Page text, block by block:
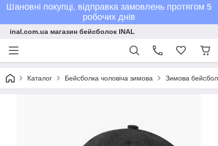
Шановні покупці, відправка замовлень протягом 5
робочих днів
inal.com.ua магазин бейсболок INAL
Каталог Бейсболка чоловіча зимова Зимова